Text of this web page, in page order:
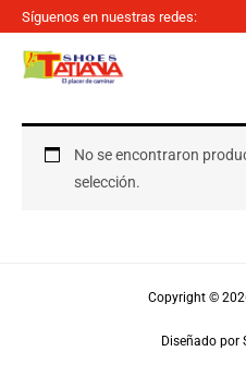
contenido
Síguenos en nuestras redes:
No se encontraron
selección.
Copyright ©
Diseñado por